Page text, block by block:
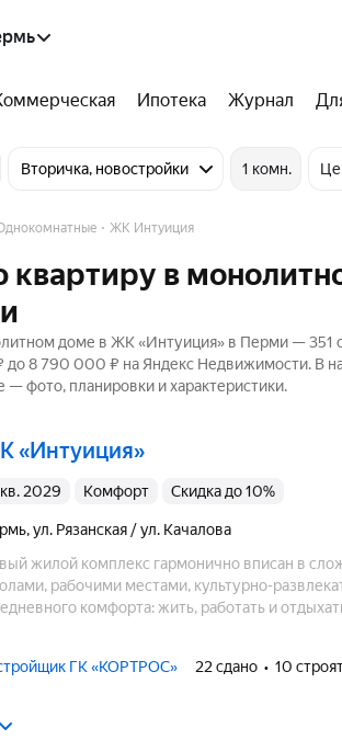
Ипотека Журнал
Вторичка, новостройки 1 комн.
ЖК Интуиция
квартиру в
доме в ЖК «Интуиция» в Перми — 351
до 8 790 000 ₽ на Яндекс Недвижимости. В
фото, планировки и характеристики.
ЖК «Интуиция»
2 кв. 2029 комфорт Скидка до 10%
,ул. Рязанская / ул. Качалова
жилой комплекс гармонично вписан в
рабочими местами, культурно-
комфорта: жить, работать и
ГК «КОРТРОС» 22 сдано 10